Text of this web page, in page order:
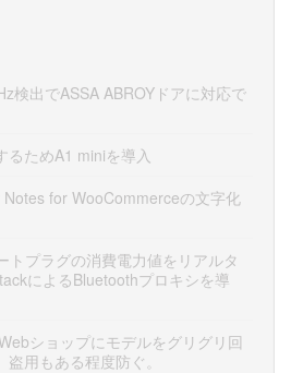
検出でASSA ABROYドアに対応で
るためA1 miniを導入
for WooCommerceの文字化
トプラグの消費電力値をリアルタ
によるBluetoothプロキシを導
ショップにモデルをグリグリ回
用もある程度防ぐ。